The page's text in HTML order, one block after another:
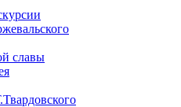
славы